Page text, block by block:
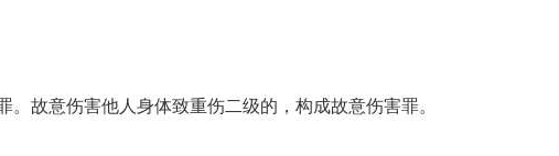
意伤害他人身体致重伤二级的，构成故意伤害罪。